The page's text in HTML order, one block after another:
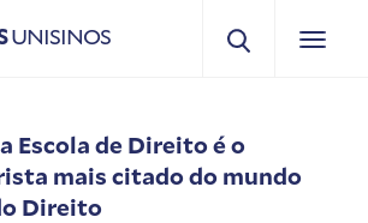
UNISINOS
Escola de Direito é o
mais citado do mundo
Direito